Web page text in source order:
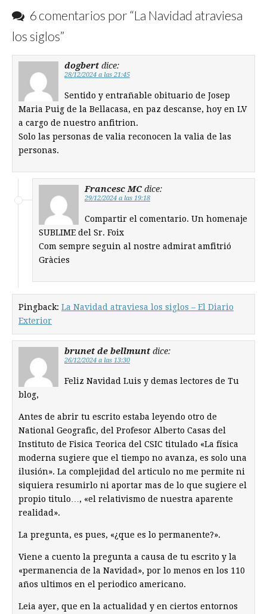
6 comentarios por “La Navidad atraviesa
los siglos”
dogbert dice:
28/12/2024 a las 21:45
Sentido y entrañable obituario de Josep
Maria Puig de la Bellacasa, en paz descanse, hoy en LV
a cargo de nuestro anfitrion.
Solo las personas de valia reconocen la valia de las
personas.
Francesc MC dice:
29/12/2024 a las 19:18
Compartir el comentario. Un homenaje
SUBLIME del Sr. Foix
Com sempre seguin al nostre admirat amfitrió
Gràcies
Pingback: La Navidad atraviesa los siglos – El Diario
Exterior
brunet de bellmunt dice:
26/12/2024 a las 13:30
Feliz Navidad Luis y demas lectores de Tu
blog,
Antes de abrir tu escrito estaba leyendo otro de
National Geografic, del Profesor Alberto Casas del
Instituto de Fisica Teorica del CSIC titulado «La física
moderna sugiere que el tiempo no avanza, es solo una
ilusión». La complejidad del articulo no me permite ni
siquiera resumirlo ni aportar mas de lo que sugiere el
propio titulo…, «el relativismo de nuestra aparente
realidad».
La pregunta, es pues, «¿que es lo permanente?».
Viene a cuento la pregunta a causa de tu escrito y la
«permanencia de la Navidad», por lo menos en los 110
años ultimos en el periodico americano.
Leia ayer, que en la actualidad y en ciertos entornos